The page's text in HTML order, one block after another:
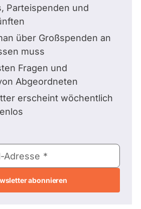
Parteispenden und
über Großspenden an
muss
Fragen und
Abgeordneten
erscheint wöchentlich
Adresse